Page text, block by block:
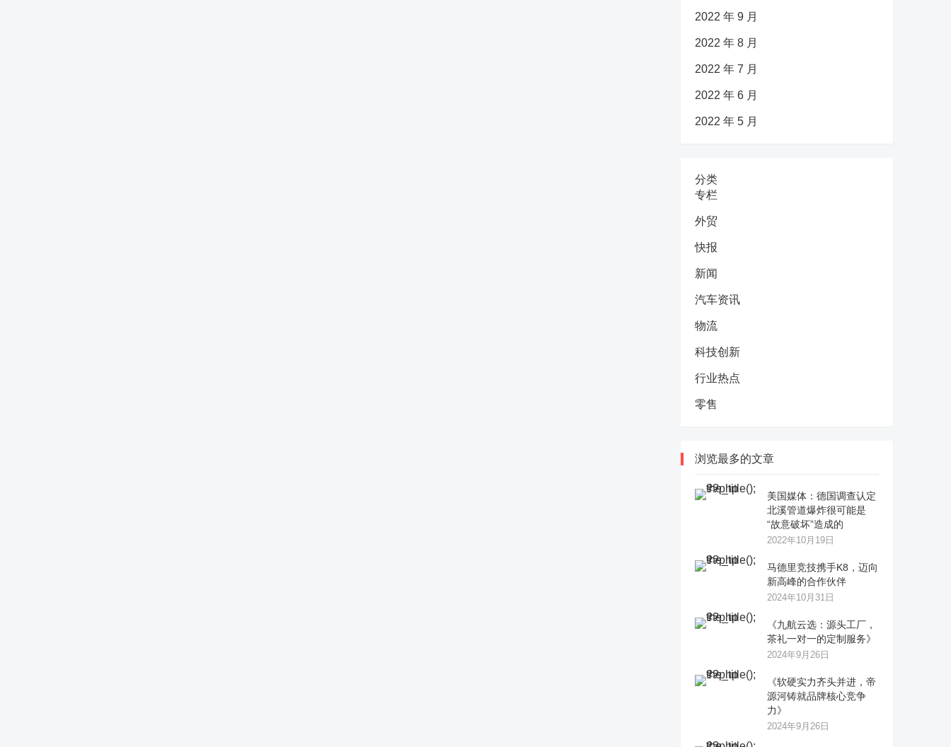
2022 年 9 月
2022 年 8 月
2022 年 7 月
2022 年 6 月
2022 年 5 月
分类
专栏
外贸
快报
新闻
汽车资讯
物流
科技创新
行业热点
零售
浏览最多的文章
美国媒体：德国调查认定
北溪管道爆炸很可能是
“故意破坏”造成的
2022年10月19日
马德里竞技携手K8，迈向
新高峰的合作伙伴
2024年10月31日
《九航云选：源头工厂，
茶礼一对一的定制服务》
2024年9月26日
《软硬实力齐头并进，帝
源河铸就品牌核心竞争
力》
2024年9月26日